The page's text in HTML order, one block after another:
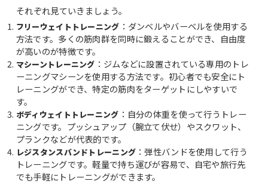
それぞれ見ていきましょう。
フリーウェイトトレーニング ：ダンベルやバーベルを使用する
方法です。多くの筋肉群を同時に鍛えることができ、自由度
が高いのが特徴です。
マシーントレーニング ：ジムなどに設置されている専用のトレ
ーニングマシーンを使用する方法です。初心者でも安全にト
レーニングができ、特定の筋肉をターゲットにしやすいで
す。
ボディウェイトトレーニング ：自分の体重を使って行うトレー
ニングです。プッシュアップ（腕立て伏せ）やスクワット、
プランクなどが代表的です。
レジスタンスバンドトレーニング ：弾性バンドを使用して行う
トレーニングです。軽量で持ち運びが容易で、自宅や旅行先
でも手軽にトレーニングができます。